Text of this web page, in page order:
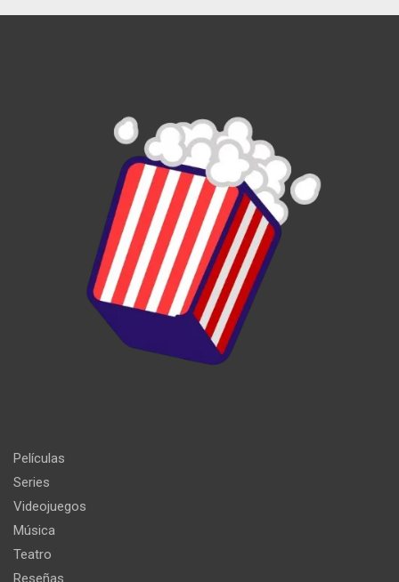
Películas
Series
Videojuegos
Música
Teatro
Reseñas